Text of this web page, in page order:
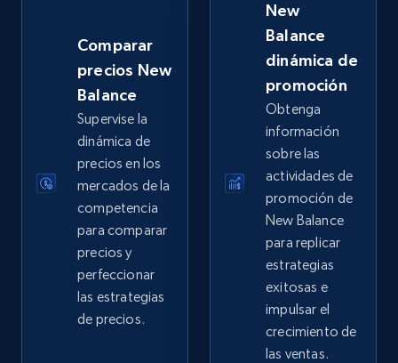
Comenzar ahora
eBay - Gather data on products using
specified keywords
URL, Product id, Title, Seller name, Seller rating,
Seller reviews, Breadcrumbs, Root category, and
more.
2.5K+ 359+
eBay - Collect products from shops on eBay
URL, Product id, Title, Seller name, Seller rating,
Comparar
precios New
Balance
Supervise la
dinámica de
precios en los
mercados de la
competencia
para comparar
precios y
perfeccionar
las estrategias
de precios.
New
Balance
dinámica de
promoción
Obtenga
información
sobre las
actividades de
promoción de
New Balance
para replicar
estrategias
exitosas e
impulsar el
crecimiento de
las ventas.